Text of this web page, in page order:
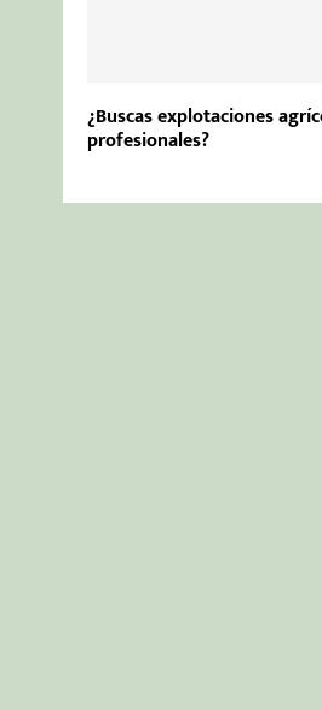
¿Buscas explotaciones
profesionales?